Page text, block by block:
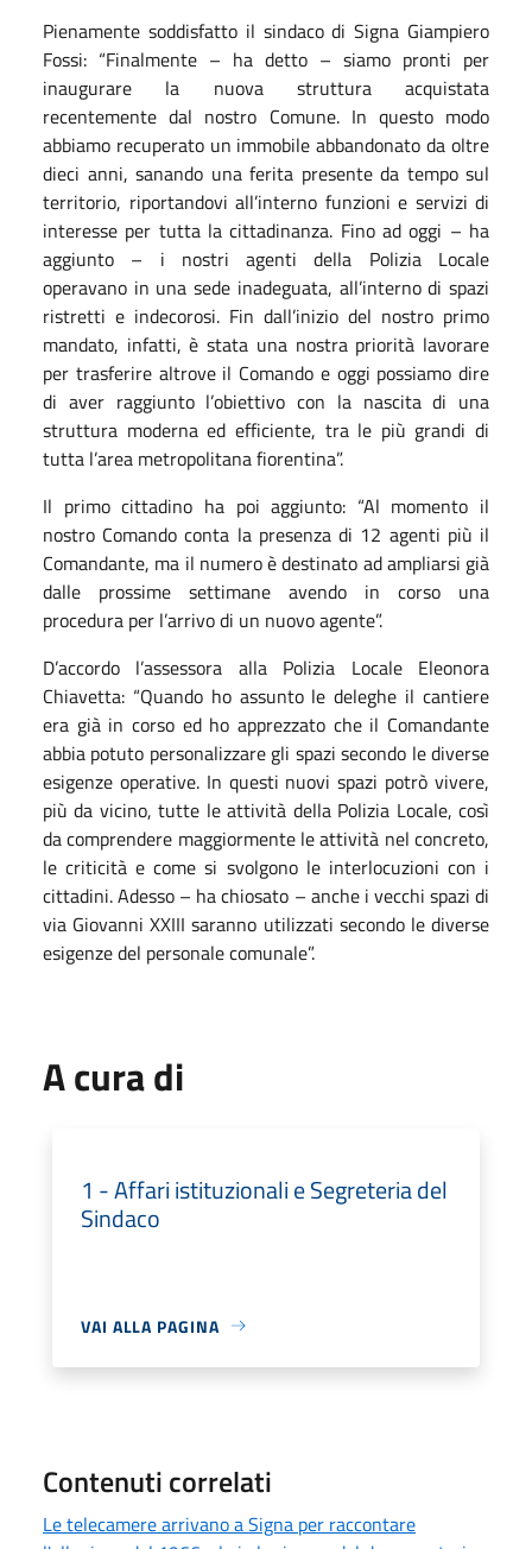
Pienamente soddisfatto il sindaco di Signa Giampiero
Fossi: “Finalmente – ha detto – siamo pronti per
inaugurare la nuova struttura acquistata
recentemente dal nostro Comune. In questo modo
abbiamo recuperato un immobile abbandonato da oltre
dieci anni, sanando una ferita presente da tempo sul
territorio, riportandovi all’interno funzioni e servizi di
interesse per tutta la cittadinanza. Fino ad oggi – ha
aggiunto – i nostri agenti della Polizia Locale
operavano in una sede inadeguata, all’interno di spazi
ristretti e indecorosi. Fin dall’inizio del nostro primo
mandato, infatti, è stata una nostra priorità lavorare
per trasferire altrove il Comando e oggi possiamo dire
di aver raggiunto l’obiettivo con la nascita di una
struttura moderna ed efficiente, tra le più grandi di
tutta l’area metropolitana fiorentina”.
Il primo cittadino ha poi aggiunto: “Al momento il
nostro Comando conta la presenza di 12 agenti più il
Comandante, ma il numero è destinato ad ampliarsi già
dalle prossime settimane avendo in corso una
procedura per l’arrivo di un nuovo agente”.
D’accordo l’assessora alla Polizia Locale Eleonora
Chiavetta: “Quando ho assunto le deleghe il cantiere
era già in corso ed ho apprezzato che il Comandante
abbia potuto personalizzare gli spazi secondo le diverse
esigenze operative. In questi nuovi spazi potrò vivere,
più da vicino, tutte le attività della Polizia Locale, così
da comprendere maggiormente le attività nel concreto,
le criticità e come si svolgono le interlocuzioni con i
cittadini. Adesso – ha chiosato – anche i vecchi spazi di
via Giovanni XXIII saranno utilizzati secondo le diverse
esigenze del personale comunale”.
A cura di
1 - Affari istituzionali e Segreteria del
Sindaco
VAI ALLA PAGINA
Contenuti correlati
Le telecamere arrivano a Signa per raccontare